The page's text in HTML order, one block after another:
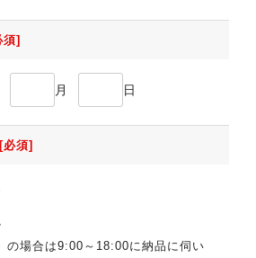
須]
月 日
[必須]
の場合は9:00～18:00に納品に伺い